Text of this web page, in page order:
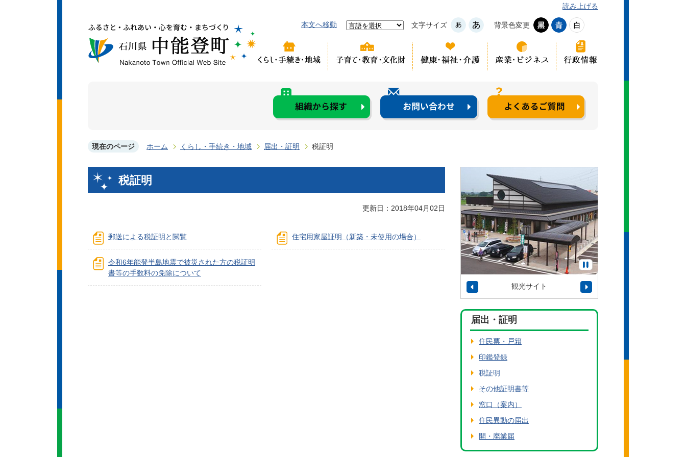
本文へ移動 文字サイズ 背景色変更
読み上げる
現在のページ ホーム くらし・手続き・地域 届出・証明 税証明
税証明
更新日：2018年04月02日
郵送による税証明と閲覧 住宅用家屋証明（新築・未使用の場合）
令和6年能登半島地震で被災された方の税証明
書等の手数料の免除について
観光サイト
届出・証明
住民票・戸籍
印鑑登録
税証明
その他証明書等
窓口（案内）
住民異動の届出
開・廃業届